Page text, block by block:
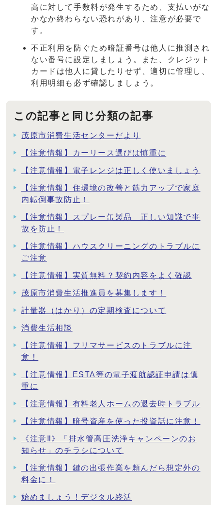
高に対して手数料が発生するため、支払いがな
かなか終わらない恐れがあり、注意が必要で
す。
不正利用を防ぐため暗証番号は他人に推測され
ない番号に設定しましょう。また、クレジット
カードは他人に貸したりせず、適切に管理し、
利用明細も必ず確認しましょう。
この記事と同じ分類の記事
茂原市消費生活センターだより
【注意情報】カーリース選びは慎重に
【注意情報】電子レンジは正しく使いましょう
【注意情報】住環境の改善と筋力アップで家庭
内転倒事故防止！
【注意情報】スプレー缶製品 正しい知識で事
故を防止！
【注意情報】ハウスクリーニングのトラブルに
ご注意
【注意情報】実質無料？契約内容をよく確認
茂原市消費生活推進員を募集します！
計量器（はかり）の定期検査について
消費生活相談
【注意情報】フリマサービスのトラブルに注
意！
【注意情報】ESTA等の電子渡航認証申請は慎
重に
【注意情報】有料老人ホームの退去時トラブル
【注意情報】暗号資産を使った投資話に注意！
《注意‼》「排水管高圧洗浄キャンペーンのお
知らせ」のチラシについて
【注意情報】鍵の出張作業を頼んだら想定外の
料金に！
始めましょう！デジタル終活